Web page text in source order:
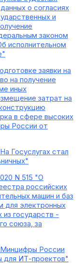
о согласиях
и
законом
исполнительном
заявки на
на получение
иных
затрат на
в сфере высоких
России от
Госуслугах стал
N 515 "О
российских
машин и баз
для электронных
из государств -
союза, за
России
для ИТ-проектов"